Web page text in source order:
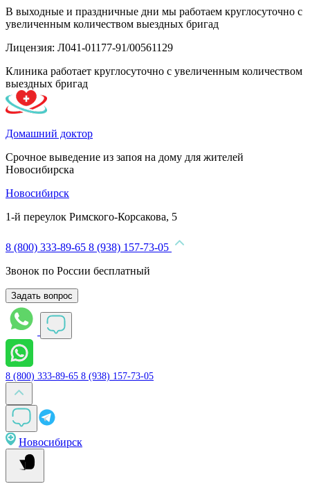
В выходные и праздничные дни мы работаем круглосуточно с
увеличенным количеством выездных бригад
Лицензия: Л041-01177-91/00561129
Клиника работает круглосуточно с увеличенным количеством
выездных бригад
Домашний доктор
Срочное выведение из запоя на дому для жителей
Новосибирска
Новосибирск
1-й переулок Римского-Корсакова, 5
8 (800) 333-89-65 8 (938) 157-73-05
Звонок по России бесплатный
Задать вопрос
8 (800) 333-89-65 8 (938) 157-73-05
Новосибирск